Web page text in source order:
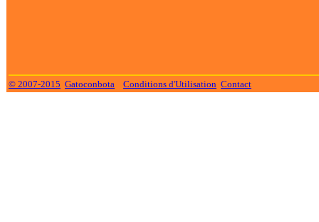
© 2007-2015 Gatoconbota Conditions d'Utilisation Contact